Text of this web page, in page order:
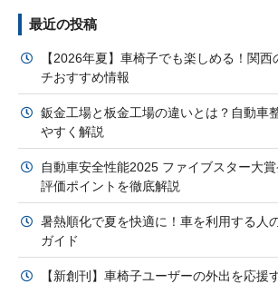
最近の投稿
【2026年夏】車椅子でも楽しめる！関
チおすすめ情報
鈑金工場と板金工場の違いとは？自動車
やすく解説
自動車安全性能2025 ファイブスター大
評価ポイントを徹底解説
暑熱順化で夏を快適に！車を利用する人
ガイド
【新創刊】車椅子ユーザーの外出を応援